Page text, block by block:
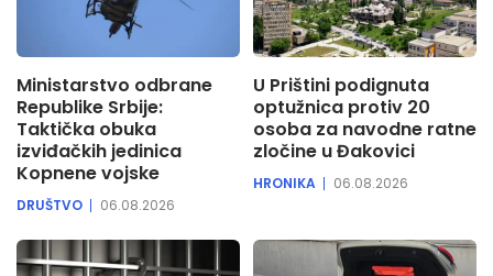
Ministarstvo odbrane
Republike Srbije:
Taktička obuka
izviđačkih jedinica
Kopnene vojske
DRUŠTVO 06.08.2026
U Prištini podignuta
optužnica protiv 20
osoba za navodne ratne
zločine u Đakovici
HRONIKA 06.08.2026